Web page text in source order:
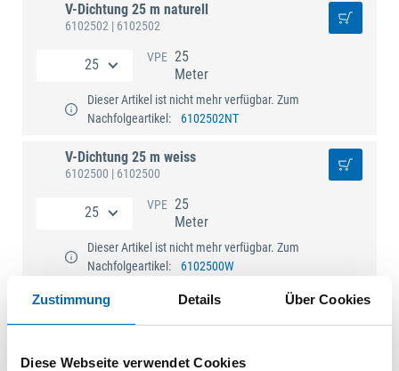
Zustimmung Details Über Cookies
Diese Webseite verwendet Cookies
V-Dichtung 25 m naturell
6102502 | 6102502
VPE 25
Meter
Dieser Artikel ist nicht mehr verfügbar. Zum
Nachfolgeartikel:
6102502NT
V-Dichtung 25 m weiss
6102500 | 6102500
VPE 25
Meter
Dieser Artikel ist nicht mehr verfügbar. Zum
Nachfolgeartikel:
6102500W
Technische Daten